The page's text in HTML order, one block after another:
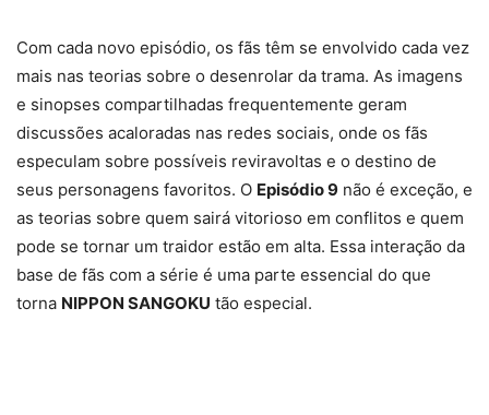
Com cada novo episódio, os fãs têm se envolvido cada vez
mais nas teorias sobre o desenrolar da trama. As imagens
e sinopses compartilhadas frequentemente geram
discussões acaloradas nas redes sociais, onde os fãs
especulam sobre possíveis reviravoltas e o destino de
seus personagens favoritos. O Episódio 9 não é exceção, e
as teorias sobre quem sairá vitorioso em conflitos e quem
pode se tornar um traidor estão em alta. Essa interação da
base de fãs com a série é uma parte essencial do que
torna NIPPON SANGOKU tão especial.